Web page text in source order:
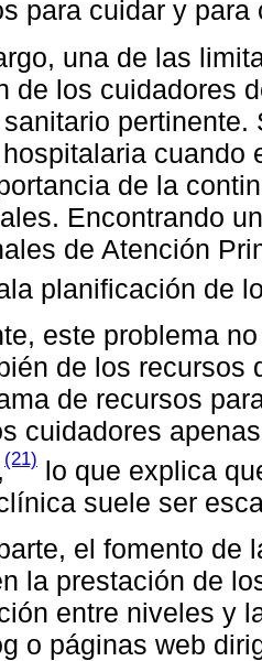
para cuidar y para
una de las
de los cuidadores
cuando
de la
Encontrando
de Atención
planificación de
este problema
de los recursos
de recursos
cuidadores
(21) lo que explica
suele ser
el fomento de
la prestación de
entre niveles y
o páginas web